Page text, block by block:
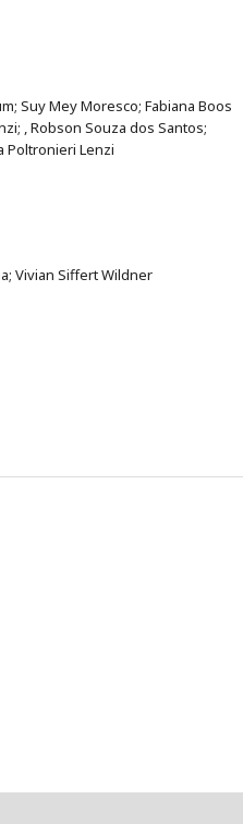
Suy Mey Moresco; Fabiana Boos
, Robson Souza dos Santos;
Poltronieri Lenzi
Vivian Siffert Wildner